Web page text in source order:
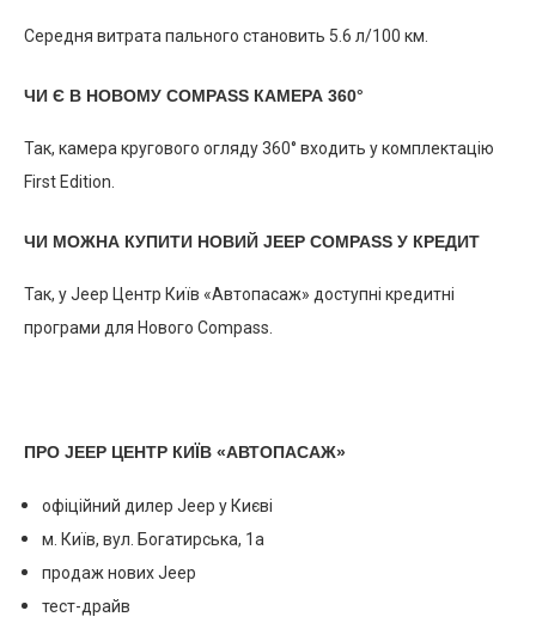
Середня витрата пального становить 5.6 л/100 км.
ЧИ Є В НОВОМУ COMPASS КАМЕРА 360°
Так, камера кругового огляду 360° входить у комплектацію
First Edition.
ЧИ МОЖНА КУПИТИ НОВИЙ JEEP COMPASS У КРЕДИТ
Так, у Jeep Центр Київ «Автопасаж» доступні кредитні
програми для Нового Compass.
ПРО JEEP ЦЕНТР КИЇВ «АВТОПАСАЖ»
офіційний дилер Jeep у Києві
м. Київ, вул. Богатирська, 1а
продаж нових Jeep
тест-драйв